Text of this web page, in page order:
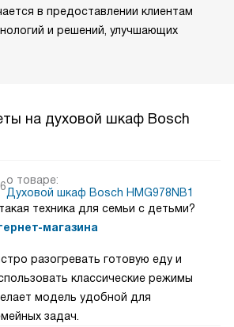
в предоставлении клиентам
и решений, улучшающих
на духовой шкаф Bosch
о товаре:
Духовой шкаф Bosch HMG978NB1
техника для семьи с детьми?
магазина
разогревать готовую еду и
классические режимы
модель удобной для
задач.